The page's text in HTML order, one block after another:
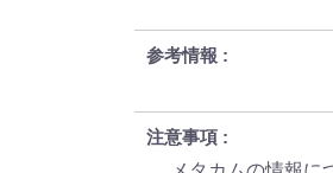
参考情報
注意事項